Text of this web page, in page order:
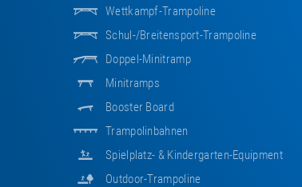
Wettkampf-Trampoline
Schul-/Breitensport-Trampoline
Doppel-Minitramp
Minitramps
Booster Board
Trampolinbahnen
Spielplatz- & Kindergarten-Equipment
Outdoor-Trampoline